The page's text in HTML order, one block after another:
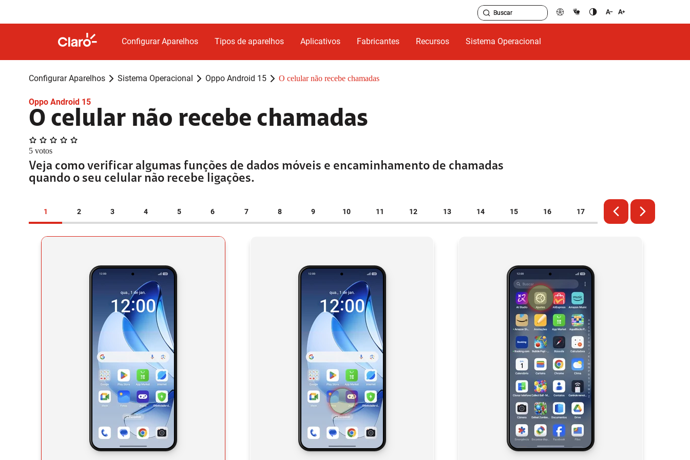
Configurar Aparelhos Tipos de aparelhos Aplicativos Fabricantes Recursos Sistema Operacional
Configurar Aparelhos Sistema Operacional Oppo Android 15 O celular não recebe chamadas
Oppo Android 15
O celular não recebe chamadas
5 votos
Veja como verificar algumas funções de dados móveis e encaminhamento de chamadas
quando o seu celular não recebe ligações.
1 2 3 4 5 6 7 8 9 10 11 12 13 14 15 16 17